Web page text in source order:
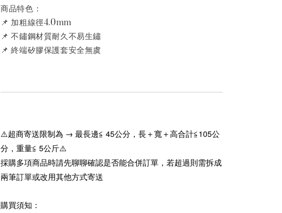
商品特色：
📌 加粗線徑4.0mm
📌 不鏽鋼材質耐久不易生鏽
📌 終端矽膠保護套安全無虞
⚠️超商寄送限制為 → 最長邊≦ 45公分，長＋寬＋高合計≦105公
分，重量≦ 5公斤⚠️
採購多項商品時請先聊聊確認是否能合併訂單，若超過則需拆成
兩筆訂單或改用其他方式寄送
購買須知：